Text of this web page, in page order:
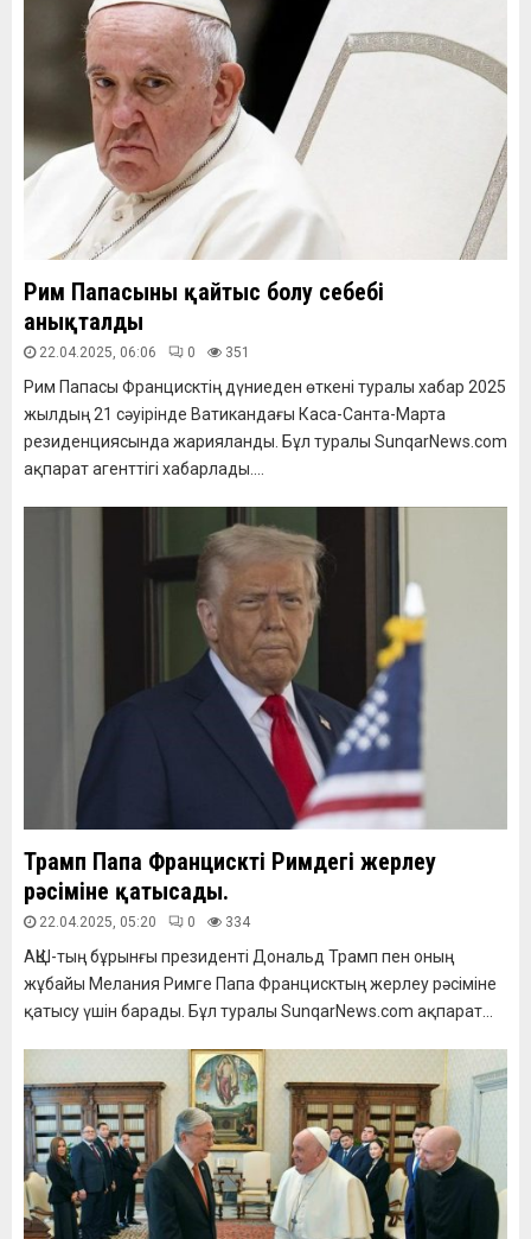
Рим Папасының қайтыс болу себебі
анықталды
22.04.2025, 06:06 0 351
Рим Папасы Францисктің дүниеден өткені туралы хабар 2025
жылдың 21 сәуірінде Ватикандағы Каса-Санта-Марта
резиденциясында жарияланды. Бұл туралы SunqarNews.com
ақпарат агенттігі хабарлады....
Трамп Папа Францисктің Римдегі жерлеу
рәсіміне қатысады.
22.04.2025, 05:20 0 334
АҚШ-тың бұрынғы президенті Дональд Трамп пен оның
жұбайы Мелания Римге Папа Францисктың жерлеу рәсіміне
қатысу үшін барады. Бұл туралы SunqarNews.com ақпарат...